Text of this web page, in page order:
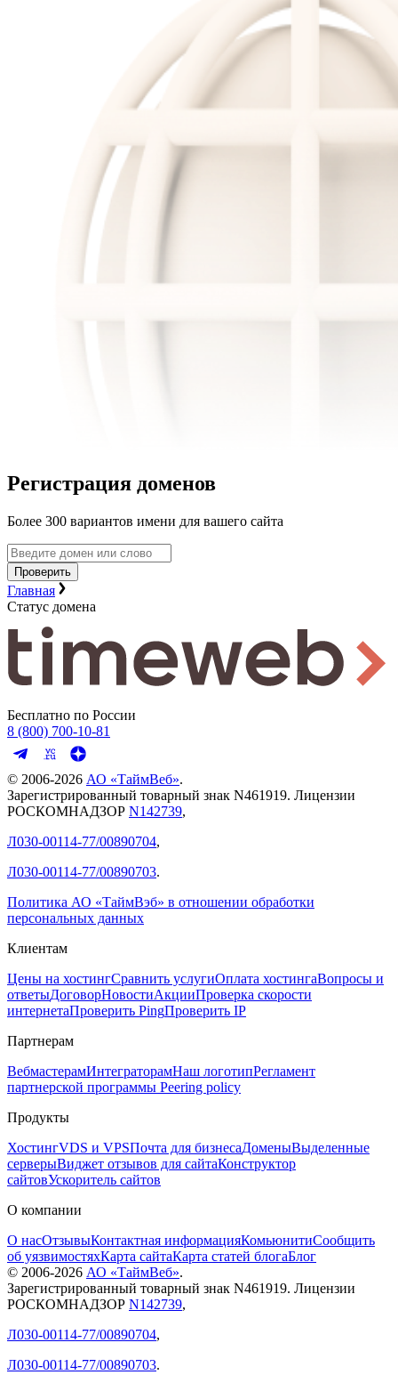
Регистрация доменов
Более 300 вариантов имени для вашего сайта
Проверить
Главная
Статус домена
Бесплатно по России
8 (800) 700-10-81
© 2006-2026 АО «ТаймВеб».
Зарегистрированный товарный знак N461919. Лицензии
РОСКОМНАДЗОР N142739,
Л030-00114-77/00890704,
Л030-00114-77/00890703.
Политика АО «ТаймВэб» в отношении обработки
персональных данных
Клиентам
Цены на хостингСравнить услугиОплата хостингаВопросы и
ответыДоговорНовостиАкцииПроверка скорости
интернетаПроверить PingПроверить IP
Партнерам
ВебмастерамИнтеграторамНаш логотипРегламент
партнерской программы Peering policy
Продукты
ХостингVDS и VPSПочта для бизнесаДоменыВыделенные
серверыВиджет отзывов для сайтаКонструктор
сайтовУскоритель сайтов
О компании
О насОтзывыКонтактная информацияКомьюнитиСообщить
об уязвимостяхКарта сайтаКарта статей блогаБлог
© 2006-2026 АО «ТаймВеб».
Зарегистрированный товарный знак N461919. Лицензии
РОСКОМНАДЗОР N142739,
Л030-00114-77/00890704,
Л030-00114-77/00890703.